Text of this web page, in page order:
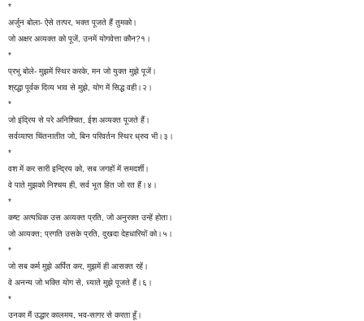
*
अर्जुन बोला- ऐसे तत्पर, भक्त पूजते हैं तुमको।
जो अक्षर अव्यक्त को पूजें, उनमें योगवेत्ता कौन?१।
*
प्रभु बोले- मुझमें स्थिर करके, मन जो युक्त मुझे पूजें।
श्रद्धा पूर्वक दिव्य भाव से मुझे, योग में सिद्ध वही।२।
*
जो इंद्रिय से परे अनिश्चित, ईश अव्यक्त पूजते हैं।
सर्वव्याप्त चिंतनातीत जो, बिन परिवर्तन स्थिर ध्रुव भी।३।
*
वश में कर सारी इन्द्रिय को, सब जगहों में समदर्शी।
वे पाते मुझको निश्चय ही, सर्व भूत हित जो रत हैं।४।
*
कष्ट अत्यधिक उस अव्यक्त प्रति, जो अनुरक्त उन्हें होता।
जो अव्यक्त; प्रगति उसके प्रति, दुखदा देहधारियों को।५।
*
जो सब कर्म मुझे अर्पित कर, मुझमें ही आसक्त रहें।
वे अनन्य जो भक्ति योग से, ध्याते मुझे पूजते हैं।६।
*
उनका मैं उद्धार कालमय, भव-सागर से करता हूँ।